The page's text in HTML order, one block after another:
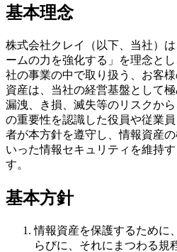
基本理念
株式会社クレイ（以下、当社）
ームの力を強化する」を理念と
社の事業の中で取り扱う、お客
資産は、当社の経営基盤として極
漏洩、き損、滅失等のリスクか
の重要性を認識した役員や従業
者が本方針を遵守し、情報資産
いった情報セキュリティを維持
す。
基本方針
情報資産を保護するために
らびに、それにまつわる規